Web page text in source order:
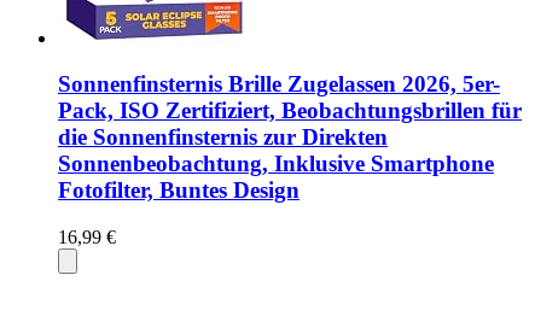
Sonnenfinsternis Brille Zugelassen 2026, 5er-
Pack, ISO Zertifiziert, Beobachtungsbrillen für
die Sonnenfinsternis zur Direkten
Sonnenbeobachtung, Inklusive Smartphone
Fotofilter, Buntes Design
16,99 €